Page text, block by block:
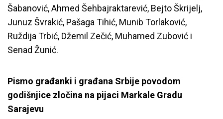
Šabanović, Ahmed Šehbajraktarević, Bejto Škrijelj,
Junuz Švrakić, Pašaga Tihić, Munib Torlaković,
Ruždija Trbić, Džemil Zečić, Muhamed Zubović i
Senad Žunić.
Pismo građanki i građana Srbije povodom
godišnjice zločina na pijaci Markale Gradu
Sarajevu